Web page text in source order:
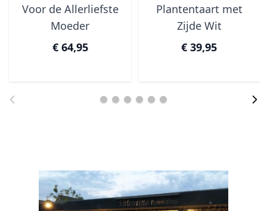
Voor de Allerliefste
Moeder
€ 64,95
Plantentaart met
Zijde Wit
€ 39,95